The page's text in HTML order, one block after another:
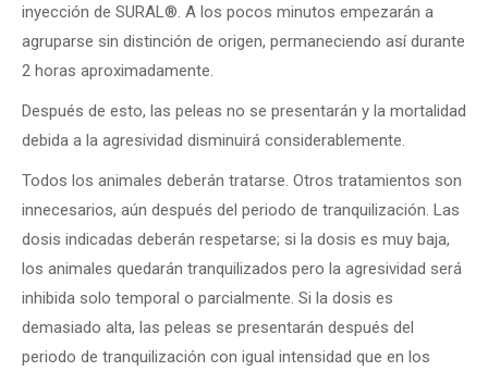
inyección de SURAL®. A los pocos minutos empezarán a
agruparse sin distinción de origen, permaneciendo así durante
2 horas aproximadamente.
Después de esto, las peleas no se presentarán y la mortalidad
debida a la agresividad disminuirá considerablemente.
Todos los animales deberán tratarse. Otros tratamientos son
innecesarios, aún después del periodo de tranquilización. Las
dosis indicadas deberán respetarse; si la dosis es muy baja,
los animales quedarán tranquilizados pero la agresividad será
inhibida solo temporal o parcialmente. Si la dosis es
demasiado alta, las peleas se presentarán después del
periodo de tranquilización con igual intensidad que en los